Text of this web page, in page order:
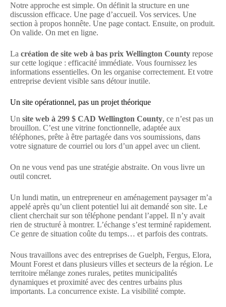
Notre approche est simple. On définit la structure en une
discussion efficace. Une page d’accueil. Vos services. Une
section à propos honnête. Une page contact. Ensuite, on produit.
On valide. On met en ligne.
La création de site web à bas prix Wellington County repose
sur cette logique : efficacité immédiate. Vous fournissez les
informations essentielles. On les organise correctement. Et votre
entreprise devient visible sans détour inutile.
Un site opérationnel, pas un projet théorique
Un site web à 299 $ CAD Wellington County, ce n’est pas un
brouillon. C’est une vitrine fonctionnelle, adaptée aux
téléphones, prête à être partagée dans vos soumissions, dans
votre signature de courriel ou lors d’un appel avec un client.
On ne vous vend pas une stratégie abstraite. On vous livre un
outil concret.
Un lundi matin, un entrepreneur en aménagement paysager m’a
appelé après qu’un client potentiel lui ait demandé son site. Le
client cherchait sur son téléphone pendant l’appel. Il n’y avait
rien de structuré à montrer. L’échange s’est terminé rapidement.
Ce genre de situation coûte du temps… et parfois des contrats.
Nous travaillons avec des entreprises de Guelph, Fergus, Elora,
Mount Forest et dans plusieurs villes et secteurs de la région. Le
territoire mélange zones rurales, petites municipalités
dynamiques et proximité avec des centres urbains plus
importants. La concurrence existe. La visibilité compte.